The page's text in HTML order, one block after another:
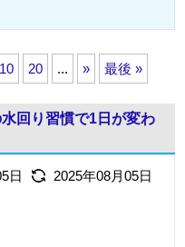
10 20 ... » 最後 »
回り習慣で1日が変わ
日
2025年08月05日